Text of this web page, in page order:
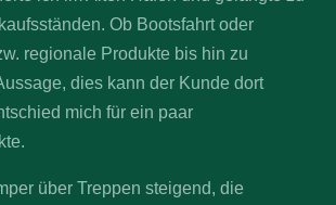
Ob Bootsfahrt oder
regionale Produkte bis hin zu
dies kann der Kunde dort
mich für ein paar
über Treppen steigend, die